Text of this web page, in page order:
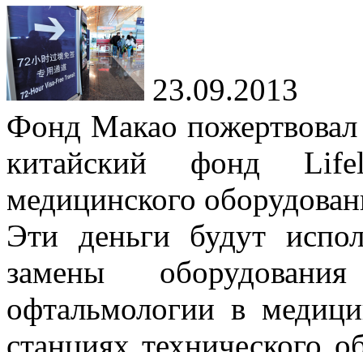
23.09.2013
Фонд Макао
китайский фонд
медицинского
Эти деньги будут
замены
офтальмологии в
станциях технического